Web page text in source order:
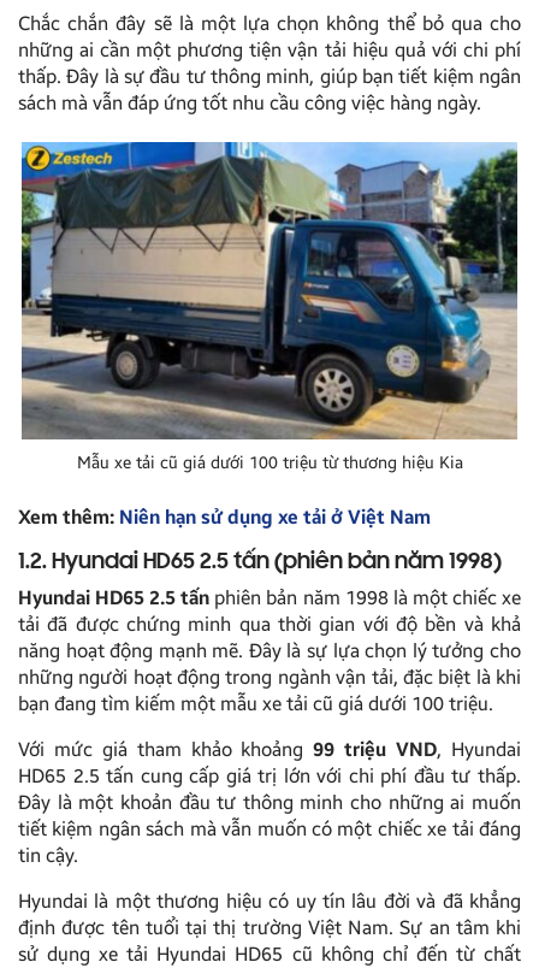
Chắc chắn đây sẽ là một lựa chọn không thể bỏ qua cho
những ai cần một phương tiện vận tải hiệu quả với chi phí
thấp. Đây là sự đầu tư thông minh, giúp bạn tiết kiệm ngân
sách mà vẫn đáp ứng tốt nhu cầu công việc hàng ngày.
Mẫu xe tải cũ giá dưới 100 triệu từ thương hiệu Kia
Xem thêm: Niên hạn sử dụng xe tải ở Việt Nam
1.2. Hyundai HD65 2.5 tấn (phiên bản năm 1998)
Hyundai HD65 2.5 tấn phiên bản năm 1998 là một chiếc xe
tải đã được chứng minh qua thời gian với độ bền và khả
năng hoạt động mạnh mẽ. Đây là sự lựa chọn lý tưởng cho
những người hoạt động trong ngành vận tải, đặc biệt là khi
bạn đang tìm kiếm một mẫu xe tải cũ giá dưới 100 triệu.
Với mức giá tham khảo khoảng99 triệu VND, Hyundai
HD65 2.5 tấn cung cấp giá trị lớn với chi phí đầu tư thấp.
Đây là một khoản đầu tư thông minh cho những ai muốn
tiết kiệm ngân sách mà vẫn muốn có một chiếc xe tải đáng
tin cậy.
Hyundai là một thương hiệu có uy tín lâu đời và đã khẳng
định được tên tuổi tại thị trường Việt Nam. Sự an tâm khi
sử dụng xe tải Hyundai HD65 cũ không chỉ đến từ chất